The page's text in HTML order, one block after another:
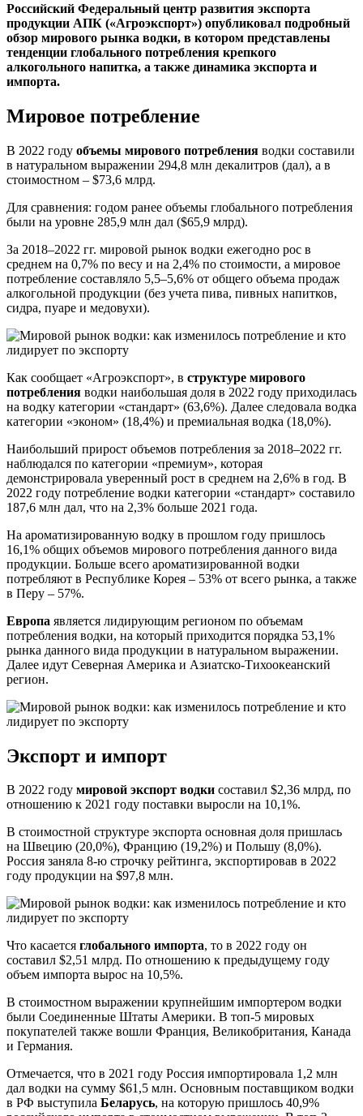
Российский Федеральный центр развития экспорта
продукции АПК («Агроэкспорт») опубликовал подробный
обзор мирового рынка водки, в котором представлены
тенденции глобального потребления крепкого
алкогольного напитка, а также динамика экспорта и
импорта.
Мировое потребление
В 2022 году объемы мирового потребления водки составили
в натуральном выражении 294,8 млн декалитров (дал), а в
стоимостном – $73,6 млрд.
Для сравнения: годом ранее объемы глобального потребления
были на уровне 285,9 млн дал ($65,9 млрд).
За 2018–2022 гг. мировой рынок водки ежегодно рос в
среднем на 0,7% по весу и на 2,4% по стоимости, а мировое
потребление составляло 5,5–5,6% от общего объема продаж
алкогольной продукции (без учета пива, пивных напитков,
сидра, пуаре и медовухи).
Как сообщает «Агроэкспорт», в структуре мирового
потребления водки наибольшая доля в 2022 году приходилась
на водку категории «стандарт» (63,6%). Далее следовала водка
категории «эконом» (18,4%) и премиальная водка (18,0%).
Наибольший прирост объемов потребления за 2018–2022 гг.
наблюдался по категории «премиум», которая
демонстрировала уверенный рост в среднем на 2,6% в год. В
2022 году потребление водки категории «стандарт» составило
187,6 млн дал, что на 2,3% больше 2021 года.
На ароматизированную водку в прошлом году пришлось
16,1% общих объемов мирового потребления данного вида
продукции. Больше всего ароматизированной водки
потребляют в Республике Корея – 53% от всего рынка, а также
в Перу – 57%.
Европа является лидирующим регионом по объемам
потребления водки, на который приходится порядка 53,1%
рынка данного вида продукции в натуральном выражении.
Далее идут Северная Америка и Азиатско-Тихоокеанский
регион.
Экспорт и импорт
В 2022 году мировой экспорт водки составил $2,36 млрд, по
отношению к 2021 году поставки выросли на 10,1%.
В стоимостной структуре экспорта основная доля пришлась
на Швецию (20,0%), Францию (19,2%) и Польшу (8,0%).
Россия заняла 8-ю строчку рейтинга, экспортировав в 2022
году продукции на $97,8 млн.
Что касается глобального импорта, то в 2022 году он
составил $2,51 млрд. По отношению к предыдущему году
объем импорта вырос на 10,5%.
В стоимостном выражении крупнейшим импортером водки
были Соединенные Штаты Америки. В топ-5 мировых
покупателей также вошли Франция, Великобритания, Канада
и Германия.
Отмечается, что в 2021 году Россия импортировала 1,2 млн
дал водки на сумму $61,5 млн. Основным поставщиком водки
в РФ выступила Беларусь, на которую пришлось 40,9%